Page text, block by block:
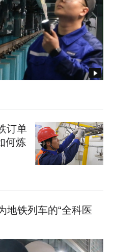
订单
何炼
地铁列车的“全科医